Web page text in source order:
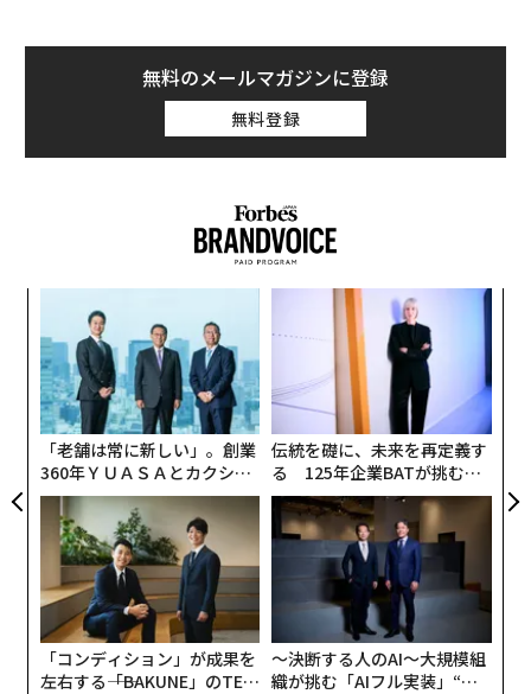
調査では、企業幹部らにクラウドの導入にあたり、どの
メーカーを選ぶかが尋ねられた。その結果、IaaS（イン
フラストラクチャー・アズ・ア・サービス）とPaaS（プ
ラットフォーム・アズ・ア・サービス）の2カテゴリに
し、アマゾンよりも優位に立っているとされた。
無料のメールマガジンに登録
無料登録
「老舗は常に新しい」。創業
360年ＹＵＡＳＡとカクシン
CEO田尻望が語る、AIを超え
る人の価値
伝統を礎に、未来を再定義す
る 125年企業BATが挑むス
モークレスな未来
「コンディション」が成果を
左右する――「BAKUNE」のTEN
〜決断する人のAI〜大規模組
織が挑む「AIフル実装」“使